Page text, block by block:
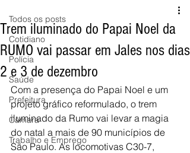
Todos os posts
Cotidiano
Polícia
Saúde
Prefeitura
Câmara
Trabalho e Emprego
Trem iluminado do Papai Noel da
RUMO vai passar em Jales nos dias
2 e 3 de dezembro
Com a presença do Papai Noel e um
projeto gráfico reformulado, o trem
iluminado da Rumo vai levar a magia
do natal a mais de 90 municípios de
São Paulo. As locomotivas C30-7,